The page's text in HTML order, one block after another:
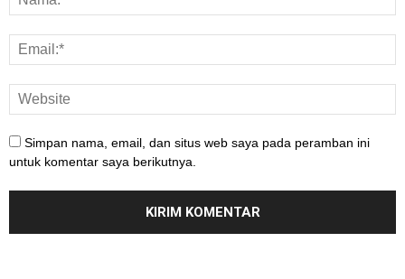
Simpan nama, email, dan situs web saya pada peramban ini
untuk komentar saya berikutnya.